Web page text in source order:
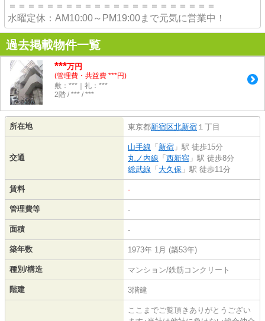
＝＝＝＝＝＝＝＝＝＝＝＝＝＝＝＝＝＝＝＝＝＝
水曜定休：AM10:00～PM19:00まで元気に営業中！
過去掲載物件一覧
***万円
(管理費・共益費 ***円)
敷：***｜礼：***
2階 / *** / ***
所在地 東京都新宿区北新宿 １丁目
交通
山手線 「 新宿 」駅 徒歩15分
丸ノ内線 「 西新宿 」駅 徒歩8分
総武線 「 大久保 」駅 徒歩11分
賃料 -
管理費等 -
面積 -
築年数 1973年 1月 (築53年)
種別/構造 マンション/鉄筋コンクリート
階建 3階建
ここまでご覧頂きありがとうござい